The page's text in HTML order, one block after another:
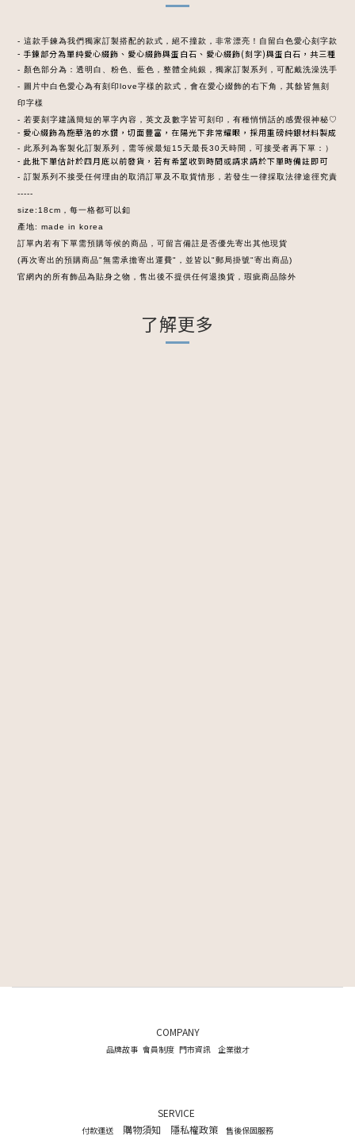
- 這款手鍊為我們獨家訂製搭配的款式，絕不撞款，非常漂亮！自留白色愛心刻字款
- 手鍊部分為單純愛心綴飾、愛心綴飾與蛋白石、愛心綴飾(刻字)與蛋白石，共三種
- 顏色部分為：透明白、粉色、藍色，整體全純銀，獨家訂製系列，可配戴洗澡洗手
- 圖片中白色愛心為有刻印love字樣的款式，會在愛心綴飾的右下角，其餘皆無刻
印字樣
- 若要刻字建議簡短的單字內容，英文及數字皆可刻印，有種悄悄話的感覺很神秘♡
- 愛心綴飾為施華洛的水鑽，切面豐富，在陽光下非常耀眼，採用重磅純銀材料製成
- 此系列為客製化訂製系列，需等候最短15天最長30天時間，可接受者再下單：）
- 此批下單估計於四月底以前發貨，若有希望收到時間或請求請於下單時備註即可
- 訂製系列不接受任何理由的取消訂單及不取貨情形，若發生一律採取法律途徑究責
-----
size:18cm，每一格都可以釦
產地: made in korea
訂單內若有下單需預購等候的商品，可留言備註是否優先寄出其他現貨
(再次寄出的預購商品"無需承擔寄出運費"，並皆以"郵局掛號"寄出商品)
官網內的所有飾品為貼身之物，售出後不提供任何退換貨，瑕疵商品除外
了解更多
COMPANY
品牌故事 會員制度 門市資訊 企業徵才
SERVICE
付款運送 購物須知 隱私權政策 售後保固服務